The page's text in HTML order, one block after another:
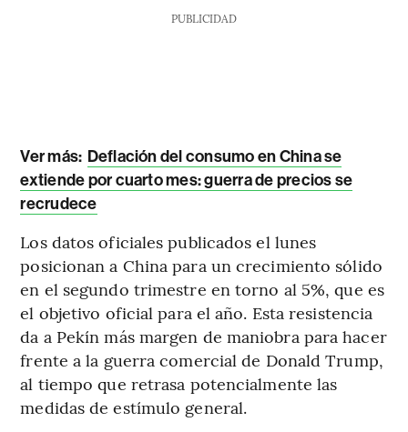
PUBLICIDAD
Ver más: Deflación del consumo en China se
extiende por cuarto mes: guerra de precios se
recrudece
Los datos oficiales publicados el lunes
posicionan a China para un crecimiento sólido
en el segundo trimestre en torno al 5%, que es
el objetivo oficial para el año. Esta resistencia
da a Pekín más margen de maniobra para hacer
frente a la guerra comercial de Donald Trump,
al tiempo que retrasa potencialmente las
medidas de estímulo general.